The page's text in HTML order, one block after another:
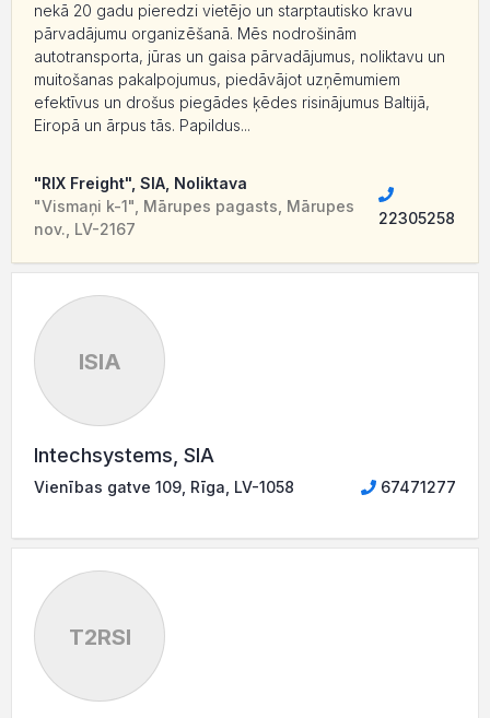
nekā 20 gadu pieredzi vietējo un starptautisko kravu
pārvadājumu organizēšanā. Mēs nodrošinām
autotransporta, jūras un gaisa pārvadājumus, noliktavu un
muitošanas pakalpojumus, piedāvājot uzņēmumiem
efektīvus un drošus piegādes ķēdes risinājumus Baltijā,
Eiropā un ārpus tās. Papildus...
"RIX Freight", SIA, Noliktava
"Vismaņi k-1", Mārupes pagasts, Mārupes
nov., LV-2167
22305258
ISIA
Intechsystems, SIA
Vienības gatve 109, Rīga, LV-1058 67471277
T2RSI